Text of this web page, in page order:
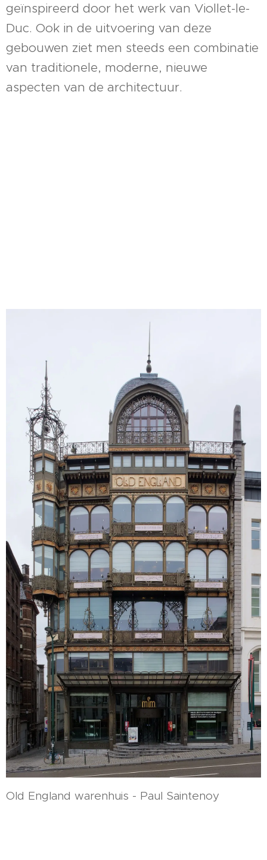
geïnspireerd door het werk van Viollet-le-
Duc. Ook in de uitvoering van deze
gebouwen ziet men steeds een combinatie
van traditionele, moderne, nieuwe
aspecten van de architectuur.
Old England warenhuis - Paul Saintenoy